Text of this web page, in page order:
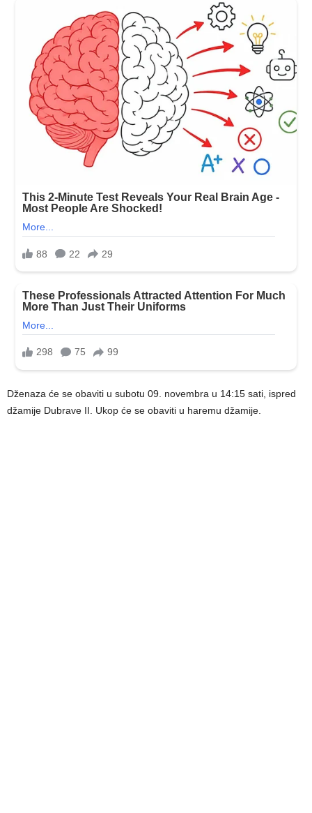
Dženaza će se obaviti u subotu 09. novembra u 14:15 sati, ispred
džamije Dubrave II. Ukop će se obaviti u haremu džamije.